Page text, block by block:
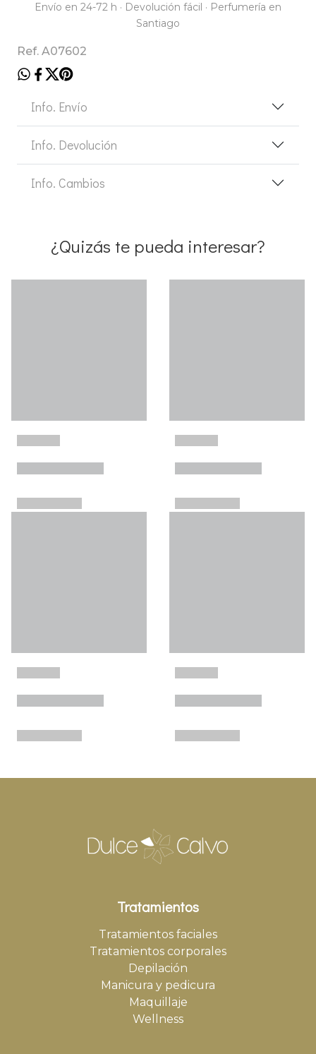
Envío en 24-72 h · Devolución fácil · Perfumería en
Santiago
Ref. A07602
Info. Envío
Info. Devolución
Info. Cambios
¿Quizás te pueda interesar?
Tratamientos
Tratamientos faciales
Tratamientos corporales
Depilación
Manicura y pedicura
Maquillaje
Wellness